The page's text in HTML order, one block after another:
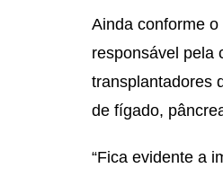
Ainda conforme
responsável pela
transplantadores
de fígado,
“Fica evidente a